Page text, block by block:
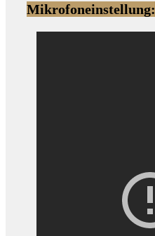
Mikrofoneinstellung: